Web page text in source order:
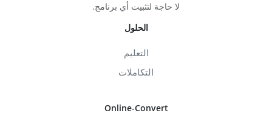
لا حاجة لتثبيت أي برنامج.
الحلول
التعليم
التكاملات
Online-Convert